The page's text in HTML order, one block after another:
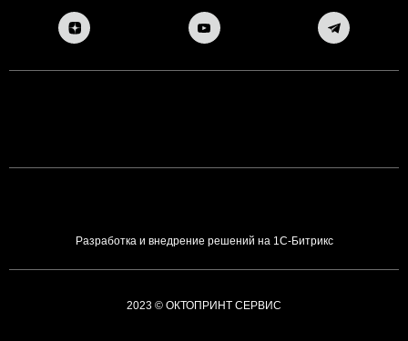
Разработка и внедрение решений на 1С-Битрикс
2023 © ОКТОПРИНТ СЕРВИС